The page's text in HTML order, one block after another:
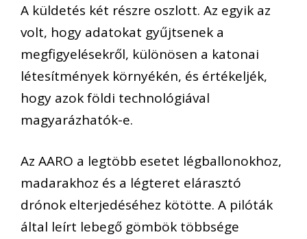
A küldetés két részre oszlott. Az egyik az
volt, hogy adatokat gyűjtsenek a
megfigyelésekről, különösen a katonai
létesítmények környékén, és értékeljék,
hogy azok földi technológiával
magyarázhatók-e.
Az AARO a legtöbb esetet légballonokhoz,
madarakhoz és a légteret elárasztó
drónok elterjedéséhez kötötte. A pilóták
által leírt lebegő gömbök többsége